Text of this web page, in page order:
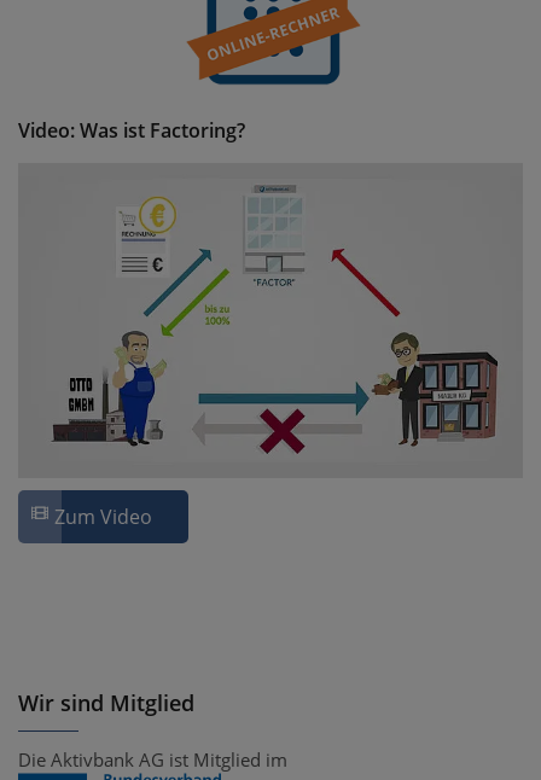
Video: Was ist Factoring?
Zum Video
Wir sind Mitglied
Die Aktivbank AG ist Mitglied im